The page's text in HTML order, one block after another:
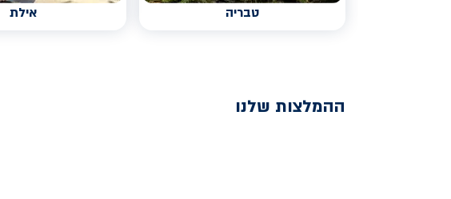
טבריה אילת
ההמלצות שלנו